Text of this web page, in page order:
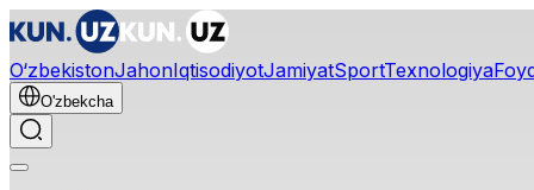
O‘zbekistonJahonIqtisodiyotJamiyatSportTexnologiya
O'zbekcha